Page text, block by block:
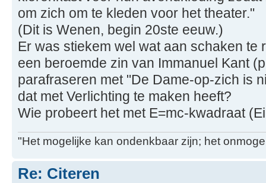
om zich om te kleden voor het theater."
(Dit is Wenen, begin 20ste eeuw.)
Er was stiekem wel wat aan schaken te
een beroemde zin van Immanuel Kant
parafraseren met "De Dame-op-zich is
dat met Verlichting te maken heeft?
Wie probeert het met E=mc-kwadraat
"Het mogelijke kan ondenkbaar zijn; het
Re: Citeren